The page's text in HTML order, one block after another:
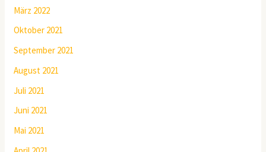
März 2022
Oktober 2021
September 2021
August 2021
Juli 2021
Juni 2021
Mai 2021